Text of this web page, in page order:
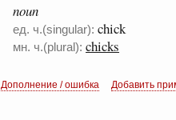
noun
ед. ч.(singular): chick
мн. ч.(plural): chicks
Дополнение / ошибка Добавить